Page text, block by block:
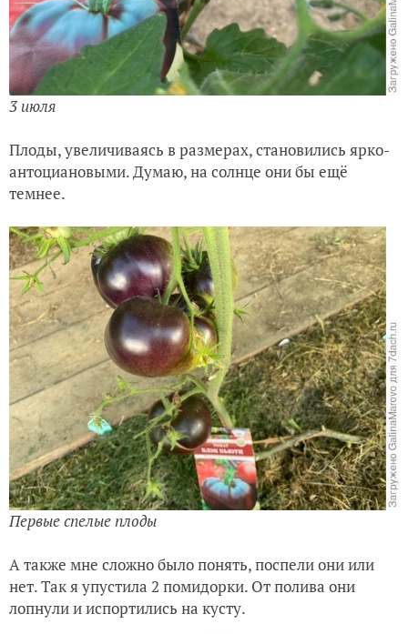
3 июля
Плоды, увеличиваясь в размерах, становились ярко-
антоциановыми. Думаю, на солнце они бы ещё
темнее.
Первые спелые плоды
А также мне сложно было понять, поспели они или
нет. Так я упустила 2 помидорки. От полива они
лопнули и испортились на кусту.